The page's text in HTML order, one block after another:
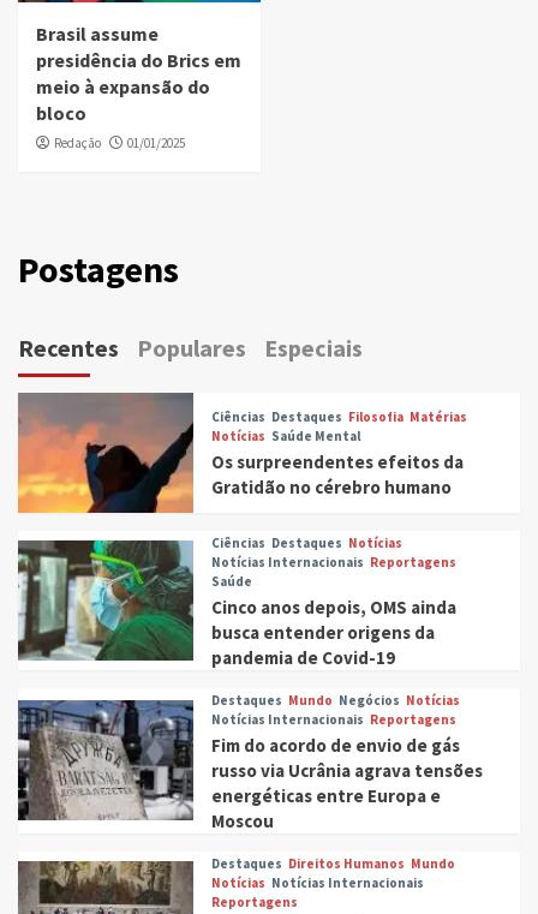
Brasil assume
presidência do Brics em
meio à expansão do
bloco
Redação 01/01/2025
Postagens
Recentes Populares Especiais
Ciências Destaques Filosofia Matérias
Notícias Saúde Mental
Os surpreendentes efeitos da
Gratidão no cérebro humano
Ciências Destaques Notícias
Notícias Internacionais Reportagens
Saúde
Cinco anos depois, OMS ainda
busca entender origens da
pandemia de Covid-19
Destaques Mundo Negócios Notícias
Notícias Internacionais Reportagens
Fim do acordo de envio de gás
russo via Ucrânia agrava tensões
energéticas entre Europa e
Moscou
Destaques Direitos Humanos Mundo
Notícias Notícias Internacionais
Reportagens